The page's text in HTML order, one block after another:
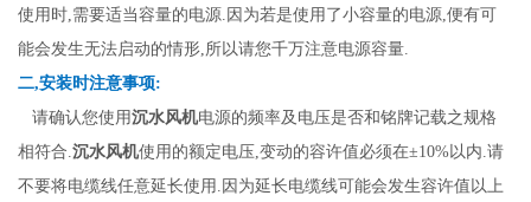
使用时,需要适当容量的电源.因为若是使用了小容量的电源,便有可
能会发生无法启动的情形,所以请您千万注意电源容量.
二,安装时注意事项:
请确认您使用沉水风机电源的频率及电压是否和铭牌记载之规格
相符合.沉水风机使用的额定电压,变动的容许值必须在±10%以内.请
不要将电缆线任意延长使用.因为延长电缆线可能会发生容许值以上